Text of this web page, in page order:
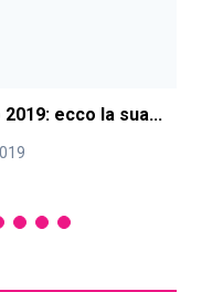
ecco la sua...